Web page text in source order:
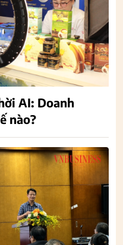
AI: Doanh
nào?